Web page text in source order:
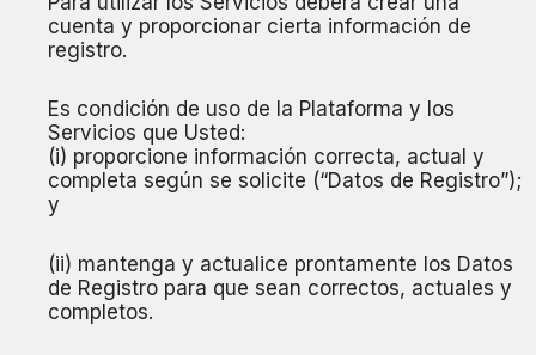
cuenta y proporcionar cierta información de
registro.
Es condición de uso de la Plataforma y los
Servicios que Usted:
(i) proporcione información correcta, actual y
completa según se solicite (“Datos de Registro”);
y
(ii) mantenga y actualice prontamente los Datos
de Registro para que sean correctos, actuales y
completos.